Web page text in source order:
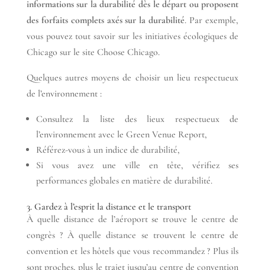
informations sur la durabilité dès le départ ou proposent
des forfaits complets axés sur la durabilité. Par exemple,
vous pouvez tout savoir sur les initiatives écologiques de
Chicago sur le site Choose Chicago.
Quelques autres moyens de choisir un lieu respectueux
de l’environnement :
Consultez la liste des lieux respectueux de
l’environnement avec le Green Venue Report,
Référez-vous à un indice de durabilité,
Si vous avez une ville en tête, vérifiez ses
performances globales en matière de durabilité.
3. Gardez à l’esprit la distance et le transport
À quelle distance de l’aéroport se trouve le centre de
congrès ? À quelle distance se trouvent le centre de
convention et les hôtels que vous recommandez ? Plus ils
sont proches, plus le trajet jusqu’au centre de convention